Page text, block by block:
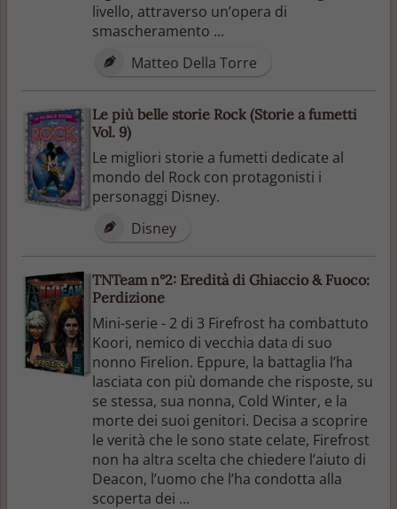
livello, attraverso un’opera di
smascheramento ...
Matteo Della Torre
Le più belle storie Rock (Storie a fumetti
Vol. 9)
Le migliori storie a fumetti dedicate al
mondo del Rock con protagonisti i
personaggi Disney.
Disney
TNTeam n°2: Eredità di Ghiaccio & Fuoco:
Perdizione
Mini-serie - 2 di 3 Firefrost ha combattuto
Koori, nemico di vecchia data di suo
nonno Firelion. Eppure, la battaglia l’ha
lasciata con più domande che risposte, su
se stessa, sua nonna, Cold Winter, e la
morte dei suoi genitori. Decisa a scoprire
le verità che le sono state celate, Firefrost
non ha altra scelta che chiedere l’aiuto di
Deacon, l’uomo che l’ha condotta alla
scoperta dei ...